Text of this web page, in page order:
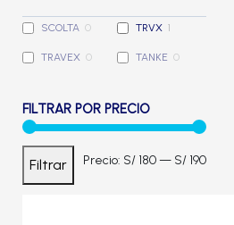
Cerradura de Sobreponer
Cerradura eléctrica
SCOLTA 0
TRAVEX 0
TRVX 1
TANKE 0
FILTRAR POR PRECIO
Precio
Precio
Filtrar Precio: S/ 180— S/ 190